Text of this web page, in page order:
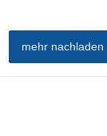
mehr nachladen